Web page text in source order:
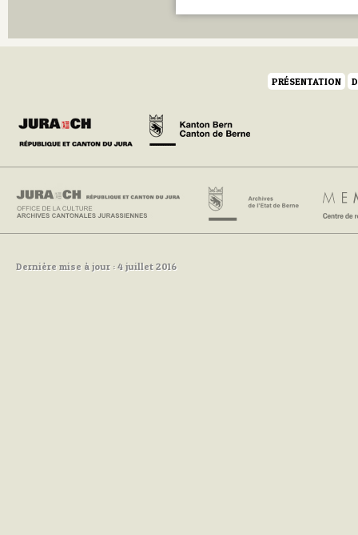
PRÉSENTATION
Dernière mise à jour : 4 juillet 2016